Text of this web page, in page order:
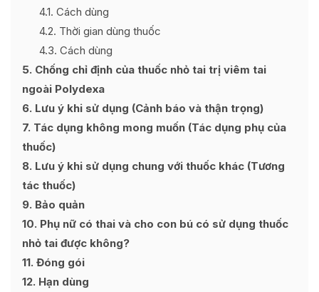
4.1 Cách dùng
4.2 Thời gian dùng thuốc
4.3 Cách dùng
5 Chống chỉ định của thuốc nhỏ tai trị viêm tai
ngoài Polydexa
6 Lưu ý khi sử dụng (Cảnh báo và thận trọng)
7 Tác dụng không mong muốn (Tác dụng phụ của
thuốc)
8 Lưu ý khi sử dụng chung với thuốc khác (Tương
tác thuốc)
9 Bảo quản
10 Phụ nữ có thai và cho con bú có sử dụng thuốc
nhỏ tai được không?
11 Đóng gói
12 Hạn dùng